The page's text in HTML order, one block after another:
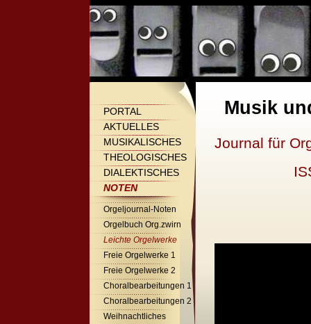
Musik
PORTAL
AKTUELLES
MUSIKALISCHES
THEOLOGISCHES
DIALEKTISCHES
NOTEN
Orgeljournal-Noten
Orgelbuch Org.zwirn
Leichte Orgelwerke
Freie Orgelwerke 1
Freie Orgelwerke 2
Choralbearbeitungen 1
Choralbearbeitungen 2
Weihnachtliches
Journal für